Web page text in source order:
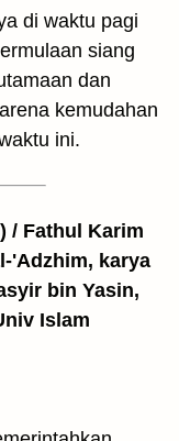
di waktu pagi
siang
dan
kemudahan
ini.
/ Fathul Karim
'Adzhim, karya
bin Yasin,
Islam